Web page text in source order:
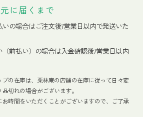
に届くまで
いの場合はご注文後7営業日以内で発送いた
前払い）の場合は入金確認後7営業日以内
の在庫は、栗林庵の店舗の在庫に従って日々変
切れの場合がございます。
お時間をいただくことがございますので、ご了承